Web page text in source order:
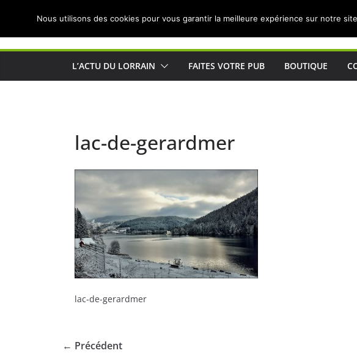
Actualités de Lorraine pour les Lorrains
L’ACTU DU LORRAIN FAITES VOTRE PUB BOUTIQUE
lac-de-gerardmer
lac-de-gerardmer
← Précédent
Nous utilisons des cookies pour vous garantir la meilleure expérience sur notre